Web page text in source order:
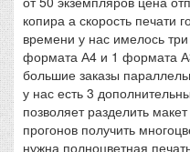
копира а скорость печати
времени у нас имелось три
формата А4 и 1 формата
большие заказы
у нас есть 3
позволяет разделить
прогонов получить
нужна полноцветная